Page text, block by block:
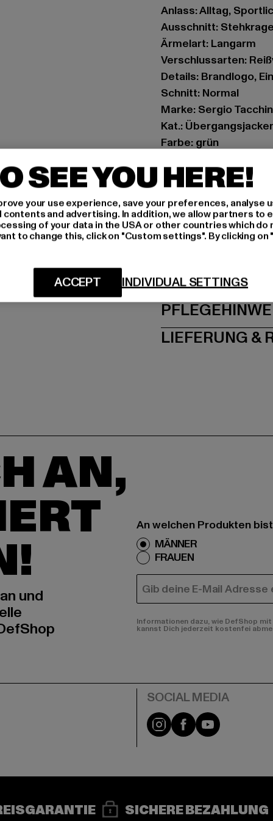
Anlass: Alltag,
Ausschnitt:
Ärmelart: Langarm
Verschlussarten:
Details: Brandlogo,
Schnitt: Normal
Marke: Sergio
Kat.:
Farbe: grün
Art.Nr: STM21120-
Hersteller: Movin
RN8 Quartier
GRÖSSE
LIEFERUNG &
AN,
und
An welchen Produkten
MÄNNER
FRAUEN
E-MAIL
Informationen dazu, wie DefShop
kannst Dich jederzeit kostenfei
Instagram
FacebookYouTube
SICHERE BEZAHLUNG
SEE YOU HERE!
your use experience, save your preferences, analyse
and advertising. In addition, we allow partners to
of your data in the USA or other countries which do
to change this, click on "Custom settings". By clicking
INDIVIDUAL SETTINGS
ACCEPT